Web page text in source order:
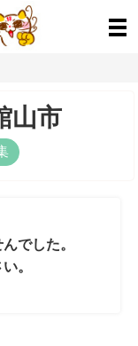
山市
でした。
。